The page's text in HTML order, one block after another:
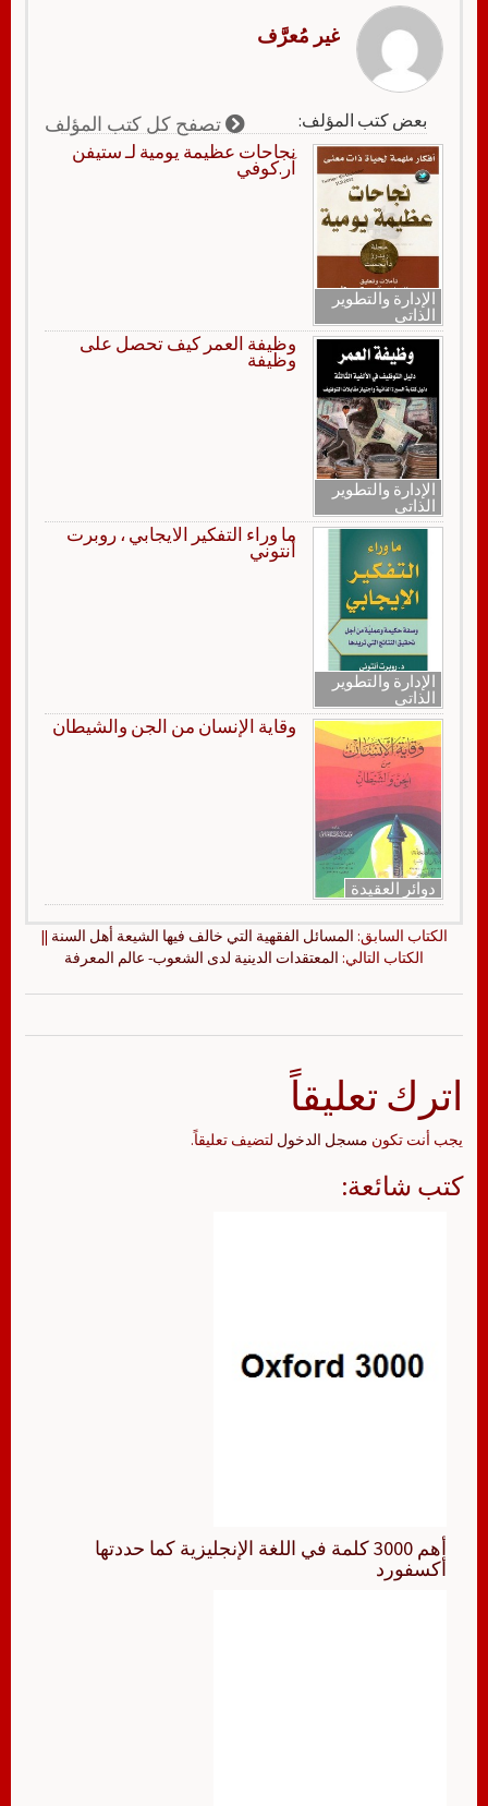
غير مُعرَّف
بعض كتب المؤلف: تصفح كل كتب المؤلف
الإدارة والتطوير
الذاتي
نجاحات عظيمة يومية لـ ستيفن
آر.كوفي
الإدارة والتطوير
الذاتي
وظيفة العمر كيف تحصل على
وظيفة
الإدارة والتطوير
الذاتي
ما وراء التفكير الايجابي ، روبرت
أنتوني
دوائر العقيدة
وقاية الإنسان من الجن والشيطان
الكتاب السابق: المسائل الفقهية التي خالف فيها الشيعة أهل السنة ||
الكتاب التالي: المعتقدات الدينية لدى الشعوب- عالم المعرفة
اترك تعليقاً
يجب أنت تكون مسجل الدخول لتضيف تعليقاً.
كتب شائعة:
أهم 3000 كلمة في اللغة الإنجليزية كما حددتها
أكسفورد